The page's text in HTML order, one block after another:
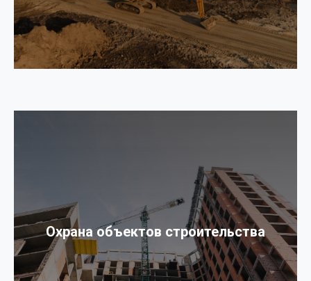
Охрана объектов строительства